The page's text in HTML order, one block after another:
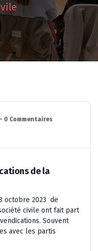
- 0 Commentaires
de la
octobre 2023 de
civile ont fait part
Souvent
avec les partis